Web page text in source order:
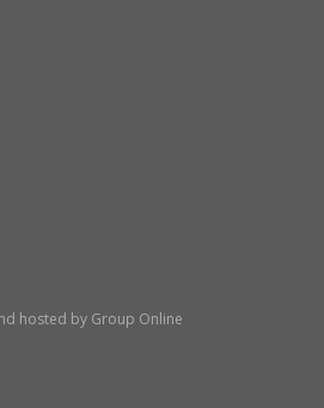
hosted by Group Online